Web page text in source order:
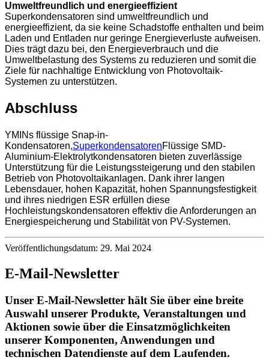
Umweltfreundlich und energieeffizient
Superkondensatoren sind umweltfreundlich und
energieeffizient, da sie keine Schadstoffe enthalten und beim
Laden und Entladen nur geringe Energieverluste aufweisen.
Dies trägt dazu bei, den Energieverbrauch und die
Umweltbelastung des Systems zu reduzieren und somit die
Ziele für nachhaltige Entwicklung von Photovoltaik-
Systemen zu unterstützen.
Abschluss
YMINs flüssige Snap-in-
Kondensatoren,SuperkondensatorenFlüssige SMD-
Aluminium-Elektrolytkondensatoren bieten zuverlässige
Unterstützung für die Leistungssteigerung und den stabilen
Betrieb von Photovoltaikanlagen. Dank ihrer langen
Lebensdauer, hohen Kapazität, hohen Spannungsfestigkeit
und ihres niedrigen ESR erfüllen diese
Hochleistungskondensatoren effektiv die Anforderungen an
Energiespeicherung und Stabilität von PV-Systemen.
Veröffentlichungsdatum: 29. Mai 2024
E-Mail-Newsletter
Unser E-Mail-Newsletter hält Sie über eine breite
Auswahl unserer Produkte, Veranstaltungen und
Aktionen sowie über die Einsatzmöglichkeiten
unserer Komponenten, Anwendungen und
technischen Datendienste auf dem Laufenden.